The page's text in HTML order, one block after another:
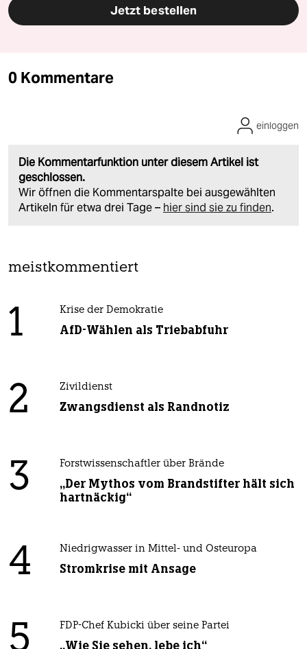
Jetzt bestellen
0 Kommentare
Die Kommentarfunktion unter diesem Artikel ist
geschlossen.
Wir öffnen die Kommentarspalte bei ausgewählten
Artikeln für etwa drei Tage – hier sind sie zu finden.
einloggen
meistkommentiert
1 Krise der Demokratie
AfD-Wählen als Triebabfuhr
2 Zivildienst
Zwangsdienst als Randnotiz
3 Forstwissenschaftler über Brände
„Der Mythos vom Brandstifter hält sich
hartnäckig“
4 Niedrigwasser in Mittel- und Osteuropa
Stromkrise mit Ansage
5 FDP-Chef Kubicki über seine Partei
„Wie Sie sehen, lebe ich“